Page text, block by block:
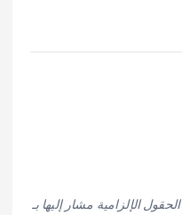
الحقول الإلزامية مشار إليها بـ